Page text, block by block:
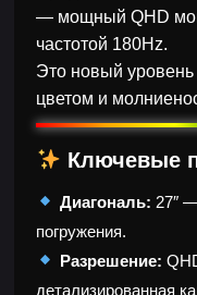
— мощный QHD
частотой 180Hz.
Это новый
цветом и
Ключевые
Диагональ: 27″
погружения.
Разрешение:
детализированная